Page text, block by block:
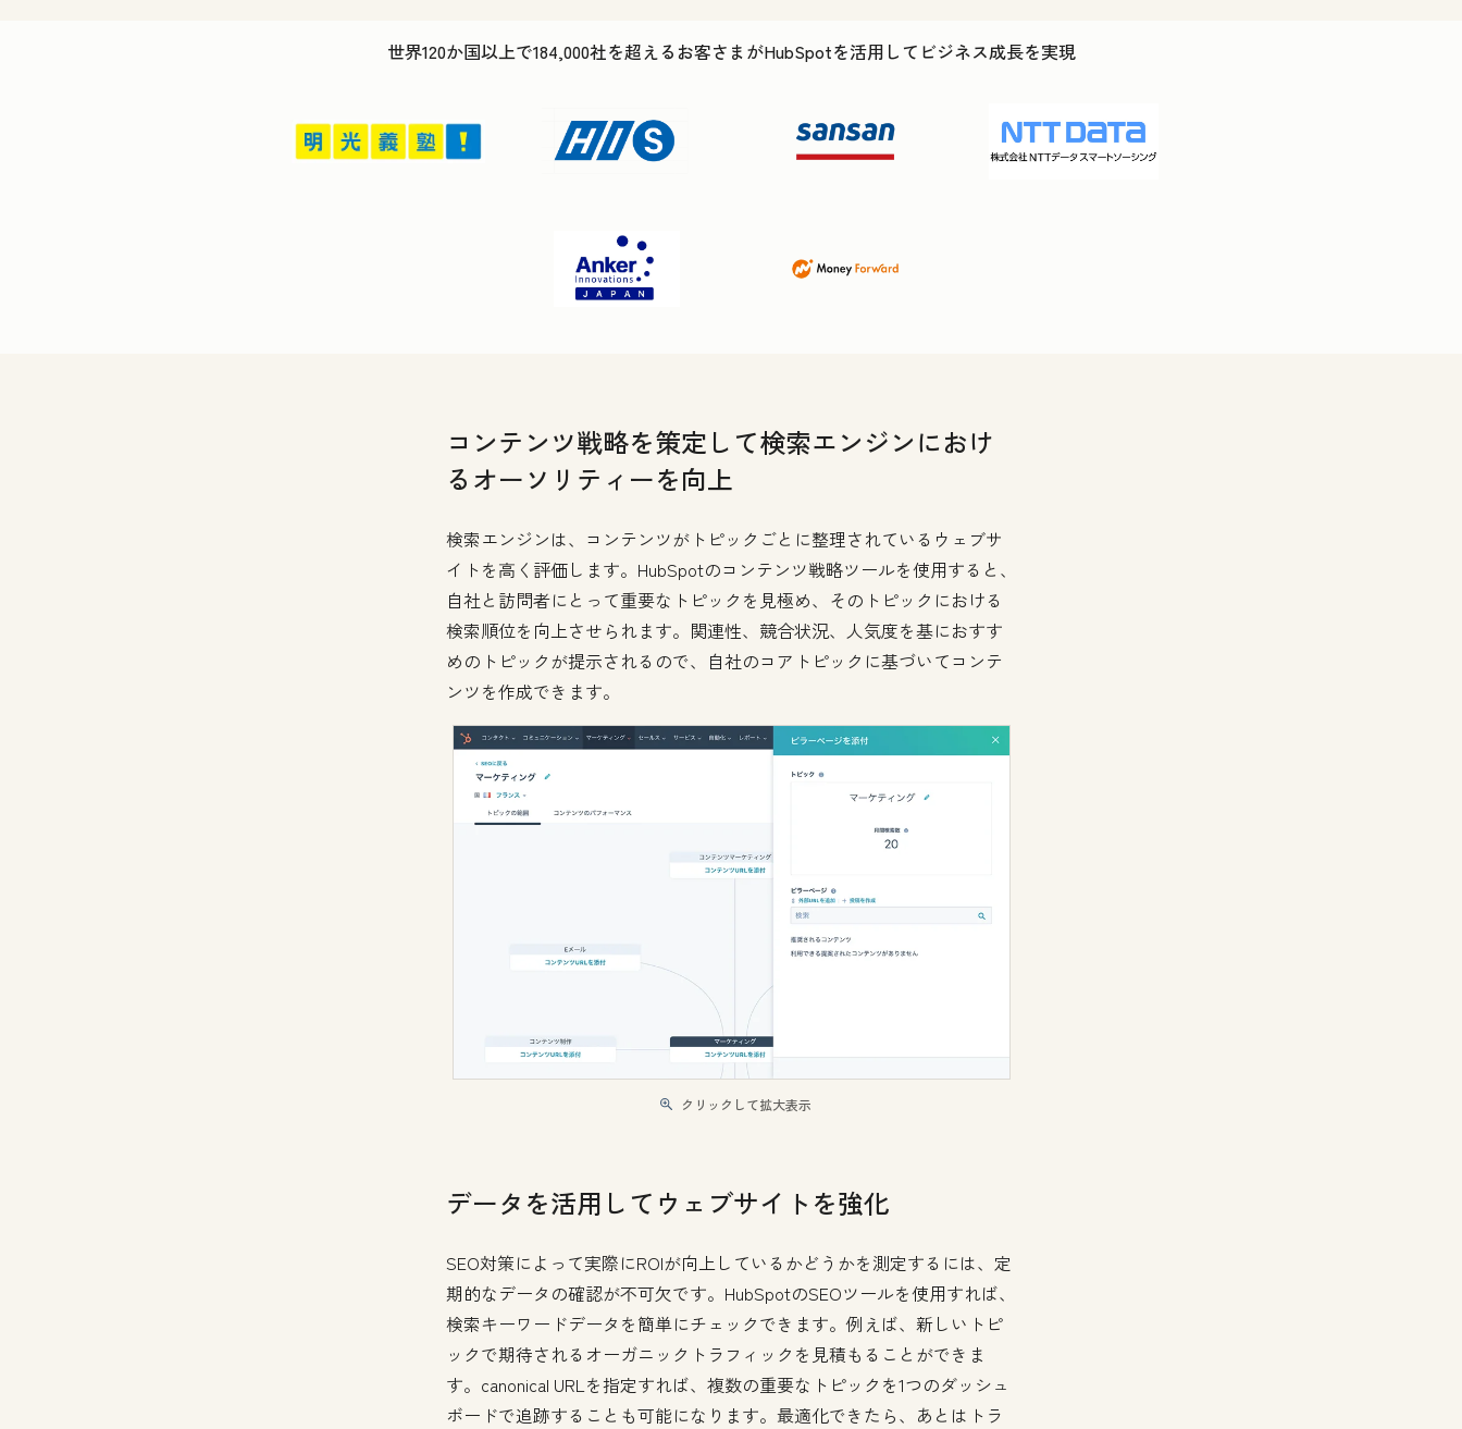
世界120か国以上で184,000社を超えるお客さまがHubSpotを活用してビジネス成長を実現
コンテンツ戦略を策定して検索エンジンにおけ
るオーソリティーを向上
検索エンジンは、コンテンツがトピックごとに整理されているウェブサ
イトを高く評価します。HubSpotのコンテンツ戦略ツールを使用すると、
自社と訪問者にとって重要なトピックを見極め、そのトピックにおける
検索順位を向上させられます。関連性、競合状況、人気度を基におすす
めのトピックが提示されるので、自社のコアトピックに基づいてコンテ
ンツを作成できます。
クリックして拡大表示
データを活用してウェブサイトを強化
SEO対策によって実際にROIが向上しているかどうかを測定するには、定
期的なデータの確認が不可欠です。HubSpotのSEOツールを使用すれば、
検索キーワードデータを簡単にチェックできます。例えば、新しいトピ
ックで期待されるオーガニックトラフィックを見積もることができま
す。canonical URLを指定すれば、複数の重要なトピックを1つのダッシュ
ボードで追跡することも可能になります。最適化できたら、あとはトラ